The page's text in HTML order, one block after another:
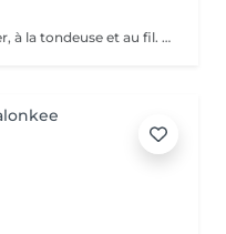
L'épilation à la cire, à la pince à épiler, à la tondeuse et au fil. Toutes nos techniques d'épilation vous garantissent un résultat net et durable. En fin de séance, quelque soit la technique d'épilation choisie, nous utilisons systématiquement une pince à épiler, pour un résultat parfait.